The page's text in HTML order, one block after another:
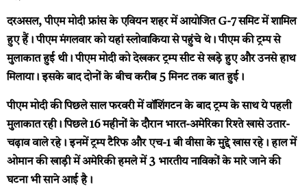
दरअसल, पीएम मोदी फ्रांस के एवियन शहर में आयोजित G-7 समिट में शामिल
हुए हैं। पीएम मंगलवार को यहां स्लोवाकिया से पहुंचे थे। पीएम की ट्रम्प से
मुलाकात हुई थी। पीएम मोदी को देखकर ट्रम्प सीट से खड़े हुए और उनसे हाथ
मिलाया। इसके बाद दोनों के बीच करीब 5 मिनट तक बात हुई।
पीएम मोदी की पिछले साल फरवरी में वॉशिंगटन के बाद ट्रम्प के साथ ये पहली
मुलाकात रही। पिछले 16 महीनों के दौरान भारत-अमेरिका रिश्ते खासे उतार-
चढ़ाव वाले रहे। इनमें ट्रम्प टैरिफ और एच-1 बी वीसा के मुद्दे खास रहे। हाल में
ओमान की खाड़ी में अमेरिकी हमले में 3 भारतीय नाविकों के मारे जाने की
घटना भी साने आई है।